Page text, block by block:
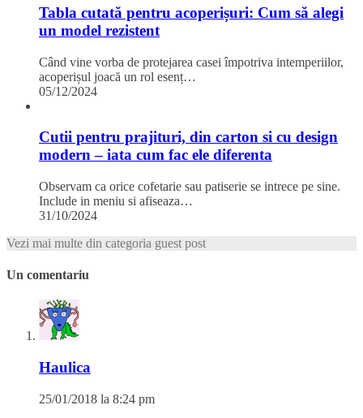
Tabla cutată pentru acoperișuri: Cum să alegi
un model rezistent
Când vine vorba de protejarea casei împotriva intemperiilor,
acoperișul joacă un rol esenț…
05/12/2024
Cutii pentru prajituri, din carton si cu design
modern – iata cum fac ele diferenta
Observam ca orice cofetarie sau patiserie se intrece pe sine.
Include in meniu si afiseaza…
31/10/2024
Vezi mai multe din categoria guest post
Un comentariu
Haulica
25/01/2018 la 8:24 pm